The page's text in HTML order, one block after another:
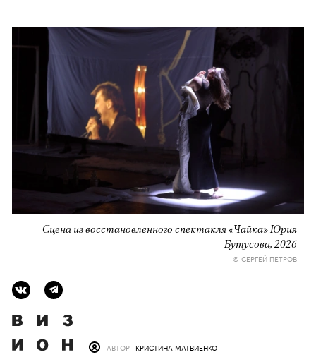
Сцена из восстановленного спектакля «Чайка» Юрия
Бутусова, 2026
© СЕРГЕЙ ПЕТРОВ
АВТОР КРИСТИНА МАТВИЕНКО